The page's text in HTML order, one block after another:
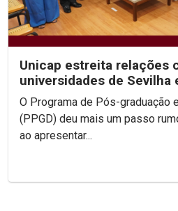
Unicap estreita relações
universidades de Sevilha
O Programa de Pós-graduação
(PPGD) deu mais um passo
ao apresentar...